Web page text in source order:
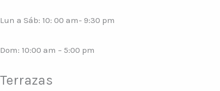
Lun a Sáb: 10: 00 am- 9:30 pm
Dom: 10:00 am – 5:00 pm
Terrazas